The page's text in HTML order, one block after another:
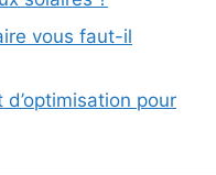
vous faut-il
pour